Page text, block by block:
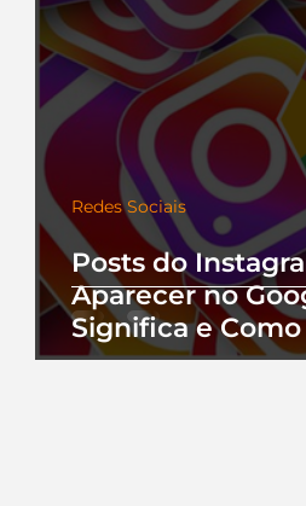
Posts do
Aparecer no
Significa e
Perfil
Redes Sociais